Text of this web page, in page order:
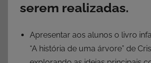
serem realizadas.
Apresentar aos alunos o livro
“A história de uma árvore” de